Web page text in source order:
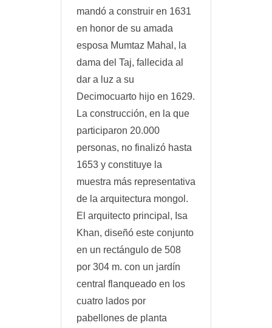
mandó a construir en 1631
en honor de su amada
esposa Mumtaz Mahal, la
dama del Taj, fallecida al
dar a luz a su
Decimocuarto hijo en 1629.
La construcción, en la que
participaron 20.000
personas, no finalizó hasta
1653 y constituye la
muestra más representativa
de la arquitectura mongol.
El arquitecto principal, Isa
Khan, diseñó este conjunto
en un rectángulo de 508
por 304 m. con un jardín
central flanqueado en los
cuatro lados por
pabellones de planta